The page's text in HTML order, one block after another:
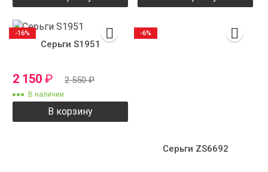
Серьги S1951
2 150 ₽ 2 550₽
В наличии
В корзину
-16%
Серьги ZS6692
-6%